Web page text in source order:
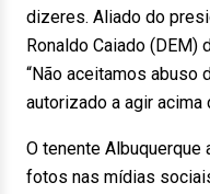
dizeres. Aliado do
Ronaldo Caiado (DEM)
“Não aceitamos abuso
autorizado a agir acima
O tenente Albuquerque
fotos nas mídias